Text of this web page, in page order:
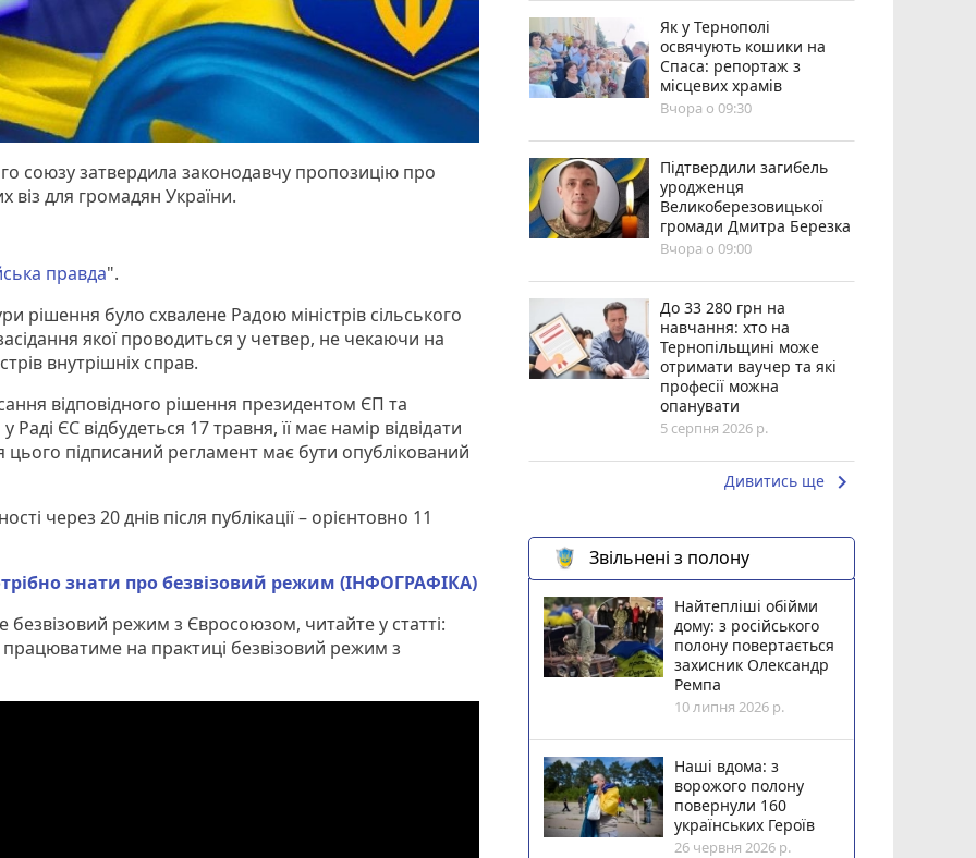
союзу затвердила законодавчу пропозицію про
віз для громадян України.
правда".
було схвалене Радою міністрів сільського
якої проводиться у четвер, не чекаючи на
внутрішніх справ.
відповідного рішення президентом ЄП та
ЄС відбудеться 17 травня, її має намір відвідати
підписаний регламент має бути опублікований
через 20 днів після публікації – орієнтовно 11
знати про безвізовий режим (ІНФОГРАФІКА)
режим з Євросоюзом, читайте у статті:
працюватиме на практиці безвізовий режим з
Як у Тернополі
освячують кошики на
Спаса: репортаж з
місцевих храмів
Вчора о 09:30
Підтвердили загибель
уродженця
Великоберезовицької
громади Дмитра Березка
Вчора о 09:00
До 33 280 грн на
навчання: хто на
Тернопільщині може
отримати ваучер та які
професії можна
опанувати
5 серпня 2026 р.
Дивитись ще keyboard_arrow_right
Звільнені з полону
Найтепліші обійми
дому: з російського
полону повертається
захисник Олександр
Ремпа
10 липня 2026 р.
Наші вдома: з
ворожого полону
повернули 160
українських Героїв
26 червня 2026 р.